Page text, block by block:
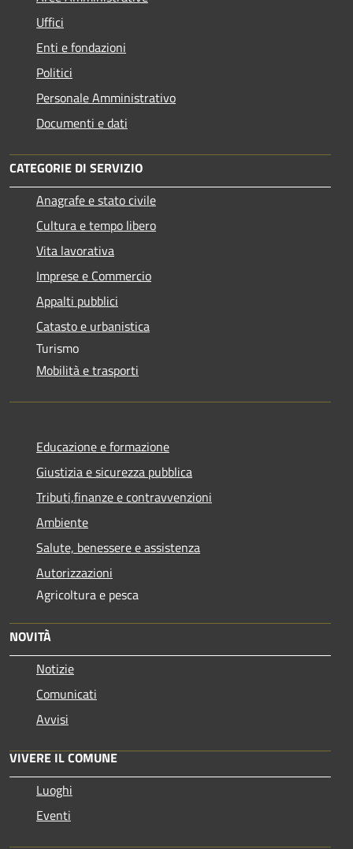
Uffici
Enti e fondazioni
Politici
Personale Amministrativo
Documenti e dati
CATEGORIE DI SERVIZIO
Anagrafe e stato civile
Cultura e tempo libero
Vita lavorativa
Imprese e Commercio
Appalti pubblici
Catasto e urbanistica
Turismo
Mobilità e trasporti
Educazione e formazione
Giustizia e sicurezza pubblica
Tributi,finanze e contravvenzioni
Ambiente
Salute, benessere e assistenza
Autorizzazioni
Agricoltura e pesca
NOVITÀ
Notizie
Comunicati
Avvisi
VIVERE IL COMUNE
Luoghi
Eventi